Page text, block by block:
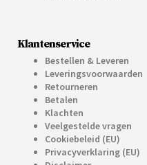
Klantenservice
Bestellen & Leveren
Leveringsvoorwaarden
Retourneren
Betalen
Klachten
Veelgestelde vragen
Cookiebeleid (EU)
Privacyverklaring (EU)